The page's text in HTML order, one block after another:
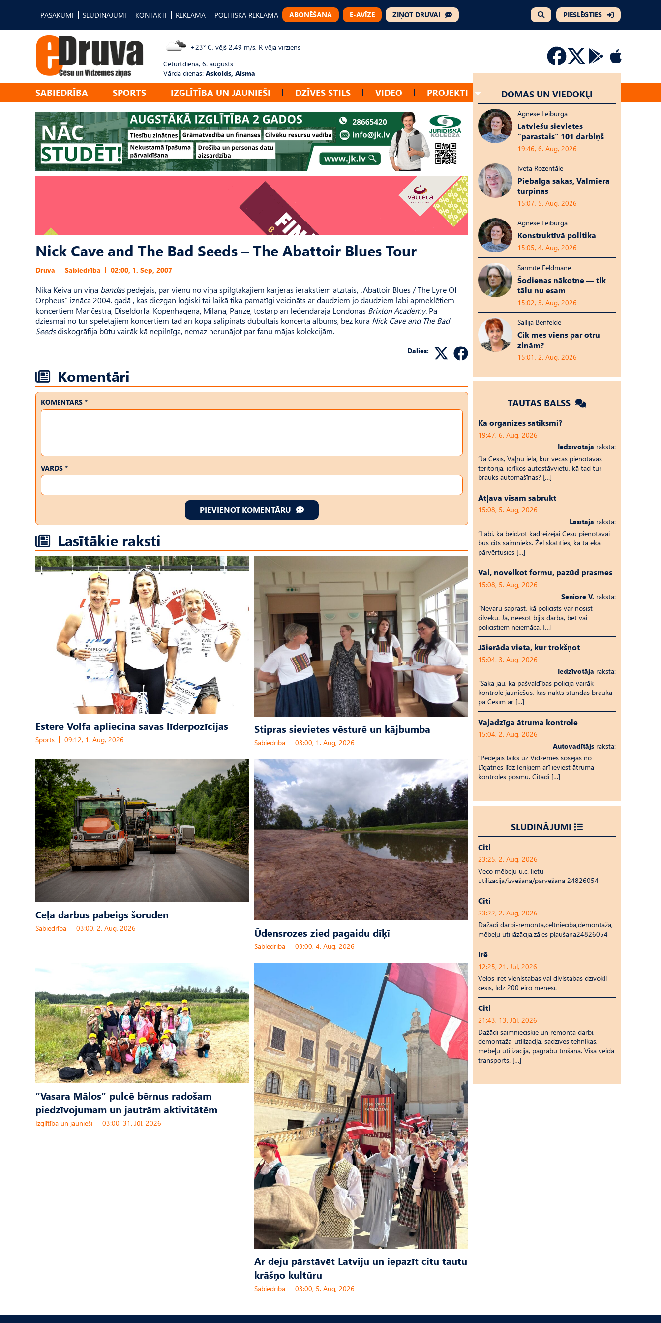
PASĀKUMI SLUDINĀJUMI KONTAKTI REKLĀMA POLITISKĀ REKLĀMA ABONĒŠANA E-AVĪZE ZIŅOT DRUVAI PIESLĒGTIES
+23° C, vējš 2.49 m/s, R vēja virziens
Ceturtdiena, 6. augusts
Vārda dienas: Askolds, Aisma
SABIEDRĪBA SPORTS IZGLĪTĪBA UN JAUNIEŠI DZĪVES STILS VIDEO PROJEKTI
Nick Cave and The Bad Seeds – The Abattoir Blues Tour
Druva Sabiedrība 02:00, 1. Sep, 2007
Nika Keiva un viņa bandaspēdējais, par vienu no viņa spilgtākajiem karjeras ierakstiem atzītais, „Abattoir Blues / The Lyre Of
Orpheus” iznāca 2004. gadā , kas diezgan loģiski tai laikā tika pamatīgi veicināts ar daudziem jo daudziem labi apmeklētiem
koncertiem Mančestrā, Diseldorfā, Kopenhāgenā, Milānā, Parīzē, tostarp arī leģendārajā Londonas Brixton Academy. Pa
dziesmai no tur spēlētajiem koncertiem tad arī kopā salipināts dubultais koncerta albums, bez kura Nick Cave and The Bad
Seedsdiskogrāfija būtu vairāk kā nepilnīga, nemaz nerunājot par fanu mājas kolekcijām.
Dalies:
Komentāri
KOMENTĀRS *
VĀRDS *
PIEVIENOT KOMENTĀRU
Lasītākie raksti
Estere Volfa apliecina savas līderpozīcijas
Sports 09:12, 1. Aug, 2026
Stipras sievietes vēsturē un kājbumba
Sabiedrība 03:00, 1. Aug, 2026
Ceļa darbus pabeigs šoruden
Sabiedrība 03:00, 2. Aug, 2026 Ūdensrozes zied pagaidu dīķī
Sabiedrība 03:00, 4. Aug, 2026
“Vasara Mālos” pulcē bērnus radošam
piedzīvojumam un jautrām aktivitātēm
Izglītība un jaunieši 03:00, 31. Jūl, 2026
Ar deju pārstāvēt Latviju un iepazīt citu tautu
krāšņo kultūru
Sabiedrība 03:00, 5. Aug, 2026
DOMAS UN VIEDOKĻI
Agnese Leiburga
Latviešu sievietes
“parastais” 101 darbiņš
19:46, 6. Aug, 2026
Iveta Rozentāle
Piebalgā sākās, Valmierā
turpinās
15:07, 5. Aug, 2026
Agnese Leiburga
Konstruktīvā politika
15:05, 4. Aug, 2026
Sarmīte Feldmane
Šodienas nākotne — tik
tālu nu esam
15:02, 3. Aug, 2026
Sallija Benfelde
Cik mēs viens par otru
zinām?
15:01, 2. Aug, 2026
TAUTAS BALSS
Kā organizēs satiksmi?
19:47, 6. Aug, 2026
Iedzīvotāja raksta:
“Ja Cēsīs, Vaļņu ielā, kur vecās pienotavas
teritorija, ierīkos autostāvvietu, kā tad tur
brauks automašīnas? […]
Atļāva visam sabrukt
15:08, 5. Aug, 2026
Lasītāja raksta:
“Labi, ka beidzot kādreizējai Cēsu pienotavai
būs cits saimnieks. Žēl skatīties, kā tā ēka
pārvērtusies […]
Vai, novelkot formu, pazūd prasmes
15:08, 5. Aug, 2026
Seniore V. raksta:
“Nevaru saprast, kā policists var nosist
cilvēku. Jā, neesot bijis darbā, bet vai
policistiem neiemāca, […]
Jāierāda vieta, kur trokšņot
15:04, 3. Aug, 2026
Iedzīvotāja raksta:
“Saka jau, ka pašvaldības policija vairāk
kontrolē jauniešus, kas nakts stundās braukā
pa Cēsīm ar […]
Vajadzīga ātruma kontrole
15:04, 2. Aug, 2026
Autovadītājs raksta:
“Pēdējais laiks uz Vid­ze­mes šosejas no
Līgatnes līdz Ieriķiem arī ieviest ātruma
kontroles posmu. Citādi […]
SLUDINĀJUMI
Citi
23:25, 2. Aug, 2026
Veco mēbeļu u.c. lietu
utilizācija/izvešana/pārvešana 24826054
Citi
23:22, 2. Aug, 2026
Dažādi darbi-remonta,celtniecība,demontāža,
mēbeļu utiliāzācija,zāles pļaušana24826054
Īrē
12:25, 21. Jūl, 2026
Vēlos īrēt vienistabas vai divistabas dzīvokli
cēsīs, līdz 200 eiro mēnesī.
Citi
21:43, 13. Jūl, 2026
Dažādi saimnieciskie un remonta darbi,
demontāža-utilizācija, sadzīves tehnikas,
mēbeļu utilizācija, pagrabu tīrīšana. Visa veida
transports. […]